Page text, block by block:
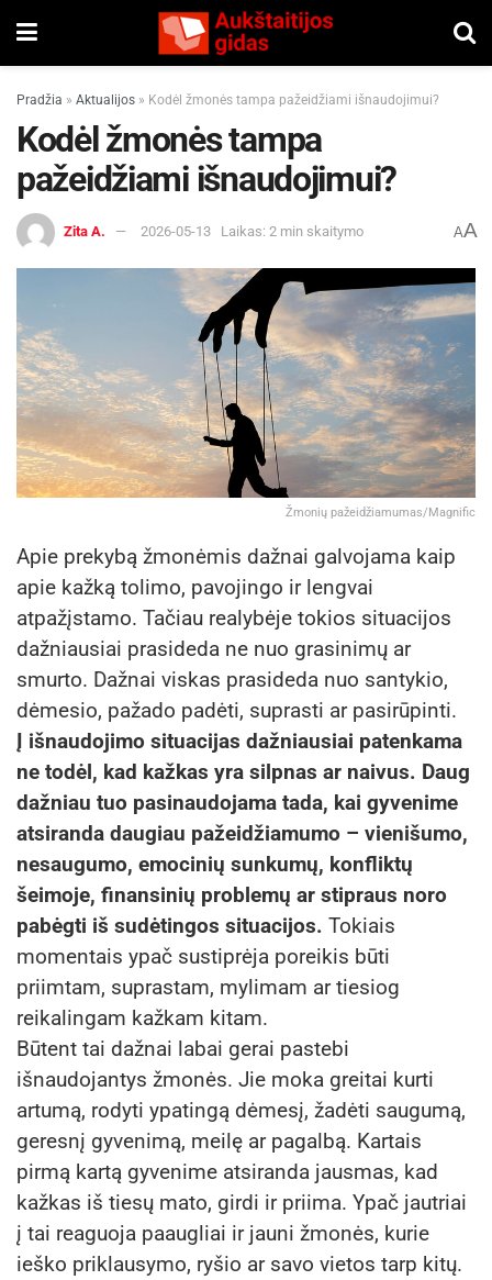
Pradžia » Aktualijos » Kodėl žmonės tampa pažeidžiami išnaudojimui?
Kodėl žmonės tampa
pažeidžiami išnaudojimui?
Zita A. 2026-05-13 Laikas: 2 min skaitymo AA
Žmonių pažeidžiamumas/Magnific
Apie prekybą žmonėmis dažnai galvojama kaip
apie kažką tolimo, pavojingo ir lengvai
atpažįstamo. Tačiau realybėje tokios situacijos
dažniausiai prasideda ne nuo grasinimų ar
smurto. Dažnai viskas prasideda nuo santykio,
dėmesio, pažado padėti, suprasti ar pasirūpinti.
Į išnaudojimo situacijas dažniausiai patenkama
ne todėl, kad kažkas yra silpnas ar naivus. Daug
dažniau tuo pasinaudojama tada, kai gyvenime
atsiranda daugiau pažeidžiamumo – vienišumo,
nesaugumo, emocinių sunkumų, konfliktų
šeimoje, finansinių problemų ar stipraus noro
pabėgti iš sudėtingos situacijos. Tokiais
momentais ypač sustiprėja poreikis būti
priimtam, suprastam, mylimam ar tiesiog
reikalingam kažkam kitam.
Būtent tai dažnai labai gerai pastebi
išnaudojantys žmonės. Jie moka greitai kurti
artumą, rodyti ypatingą dėmesį, žadėti saugumą,
geresnį gyvenimą, meilę ar pagalbą. Kartais
pirmą kartą gyvenime atsiranda jausmas, kad
kažkas iš tiesų mato, girdi ir priima. Ypač jautriai
į tai reaguoja paaugliai ir jauni žmonės, kurie
ieško priklausymo, ryšio ar savo vietos tarp kitų.